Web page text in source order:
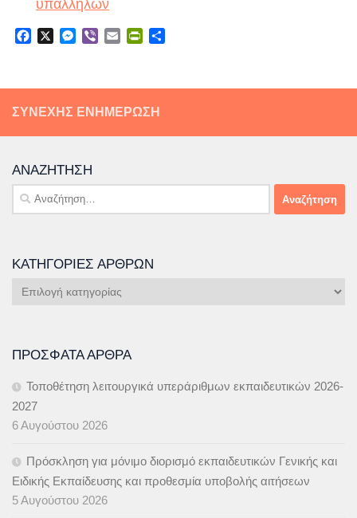
υπαλλήλων
FacebookMessenger
Viber EmailPrintFriendly
ΣΥΝΕΧΉΣ ΕΝΗΜΈΡΩΣΗ
ΑΝΑΖΉΤΗΣΗ
Αναζήτηση
για:
ΚΑΤΗΓΟΡΊΕΣ ΆΡΘΡΩΝ
Κατηγορίες
ΠΡΌΣΦΑΤΑ ΆΡΘΡΑ
Τοποθέτηση λειτουργικά υπεράριθμων εκπαιδευτικών 2026-
2027
6 Αυγούστου 2026
Πρόσκληση για μόνιμο διορισμό εκπαιδευτικών Γενικής και
Ειδικής Εκπαίδευσης και προθεσμία υποβολής αιτήσεων
5 Αυγούστου 2026